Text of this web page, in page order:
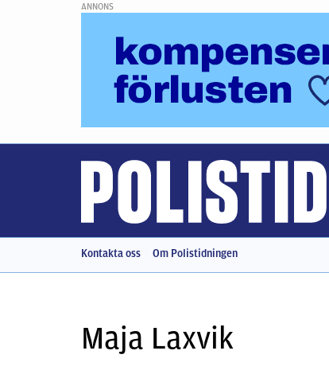
ANNONS
Kontakta oss Om Polistidningen
Maja Laxvik